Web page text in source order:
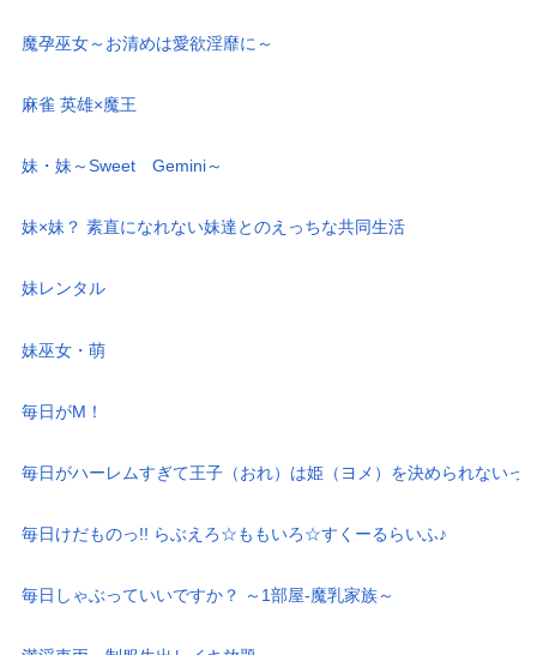
魔孕巫女～お清めは愛欲淫靡に～
麻雀 英雄×魔王
妹・妹～Sweet Gemini～
妹×妹？ 素直になれない妹達とのえっちな共同生活
妹レンタル
妹巫女・萌
毎日がM！
毎日がハーレムすぎて王子（おれ）は姫（ヨメ）を決められないっ
毎日けだものっ!! らぶえろ☆ももいろ☆すくーるらいふ♪
毎日しゃぶっていいですか？ ～1部屋-魔乳家族～